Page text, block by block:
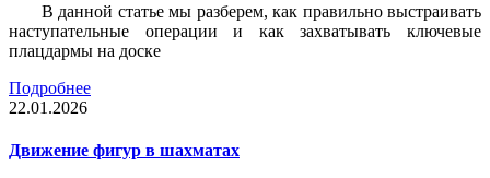
В данной статье мы разберем, как правильно выстраивать
наступательные операции и как захватывать ключевые
плацдармы на доске
Подробнее
22.01.2026
Движение фигур в шахматах